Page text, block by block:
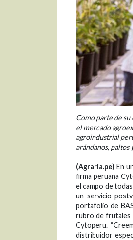
Como parte de
el mercado
agroindustrial
arándanos, paltos
(Agraria.pe) En
firma peruana
el campo de
un servicio
portafolio de
rubro de frutales
Cytoperu.
distribuidor